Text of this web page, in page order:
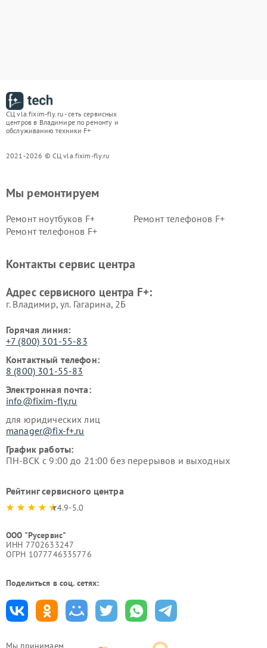
СЦ vla.fixim-fly.ru - сеть сервисных
центров в Владимире по ремонту и
обслуживанию техники F+
2021-2026 © СЦ vla.fixim-fly.ru
Мы принимаем
Мы ремонтируем
Ремонт ноутбуков F+
Ремонт телефонов F+
Ремонт телефонов F+
Контакты сервис центра
Адрес сервисного центра F+:
г. Владимир, ул. Гагарина, 2Б
Горячая линия:
+7 (800) 301-55-83
Контактный телефон:
8 (800) 301-55-83
Электронная почта:
info@fixim-fly.ru
для юридических лиц
manager@fix-f+.ru
График работы:
ПН-ВСК с 9:00 до 21:00 без перерывов и выходных
Рейтинг сервисного центра
4.9-5.0
ООО "Русервис"
ИНН 7702633247
ОГРН 1077746335776
Поделиться в соц. сетях: